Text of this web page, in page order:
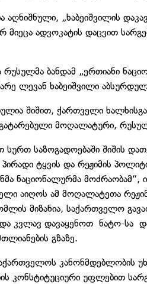
აღნიშნული, „ხაბეიშვილის
მიეცა ადვოკატის დაცვით
ბანდამ „ერთიანი
ლევან ხაბეიშვილი
შიშით, ქართველი
მოღალატური,
სურთ საზოგადოებაში შიშის
პირადი ტყვის და რეჟიმის
ნაციონალურმა
აიღოს ამ მოღალატეთა
მიზანია, საქართველო
კვლავ დავაყენოთ ნატო-სა
გზაზე.
კანონმდებლობის
კონსტიტუციური უფლებით